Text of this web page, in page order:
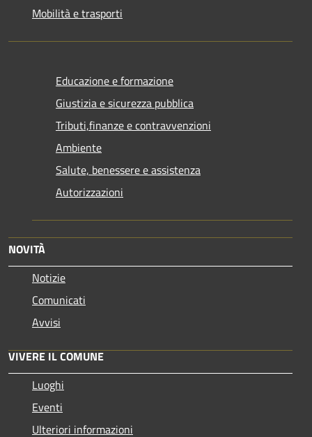
Mobilità e trasporti
Educazione e formazione
Giustizia e sicurezza pubblica
Tributi,finanze e contravvenzioni
Ambiente
Salute, benessere e assistenza
Autorizzazioni
NOVITÀ
Notizie
Comunicati
Avvisi
VIVERE IL COMUNE
Luoghi
Eventi
Ulteriori informazioni